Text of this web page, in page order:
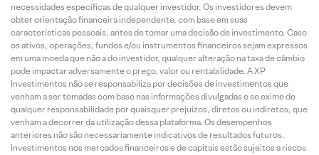
necessidades específicas de qualquer investidor. Os investidores devem
obter orientação financeira independente, com base em suas
características pessoais, antes de tomar uma decisão de investimento. Caso
os ativos, operações, fundos e/ou instrumentos financeiros sejam expressos
em uma moeda que não a do investidor, qualquer alteração na taxa de câmbio
pode impactar adversamente o preço, valor ou rentabilidade. A XP
Investimentos não se responsabiliza por decisões de investimentos que
venham a ser tomadas com base nas informações divulgadas e se exime de
qualquer responsabilidade por quaisquer prejuízos, diretos ou indiretos, que
venham a decorrer da utilização dessa plataforma. Os desempenhos
anteriores não são necessariamente indicativos de resultados futuros.
Investimentos nos mercados financeiros e de capitais estão sujeitos a riscos